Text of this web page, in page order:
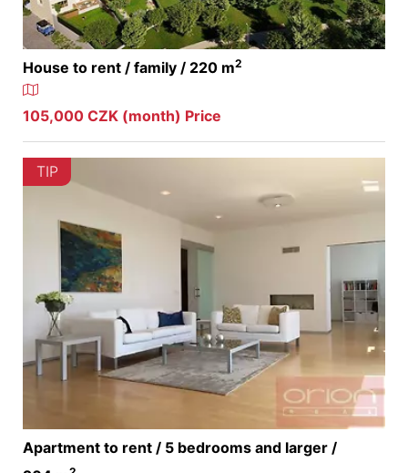
House to rent / family / 220 m2
105,000 CZK (month) Price
TIP
Apartment to rent / 5 bedrooms and larger /